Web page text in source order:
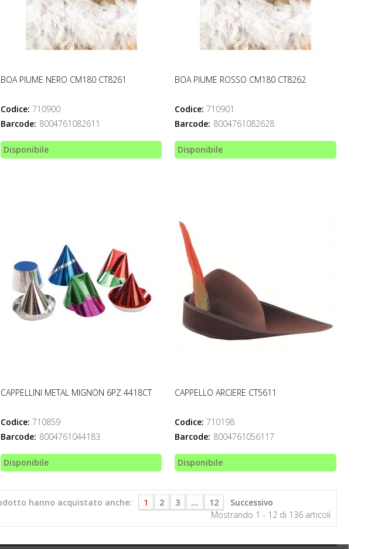
BOA PIUME NERO CM180 CT8261
Codice: 710900
Barcode: 8004761082611
Disponibile
BOA PIUME ROSSO CM180 CT8262
Codice: 710901
Barcode: 8004761082628
Disponibile
CAPPELLINI METAL MIGNON 6PZ 4418CT
Codice: 710859
Barcode: 8004761044183
Disponibile
CAPPELLO ARCIERE CT5611
Codice: 710198
Barcode: 8004761056117
Disponibile
hanno acquistato anche: 1 2 3 ... 12
Successivo
Mostrando 1 - 12 di 136 articoli